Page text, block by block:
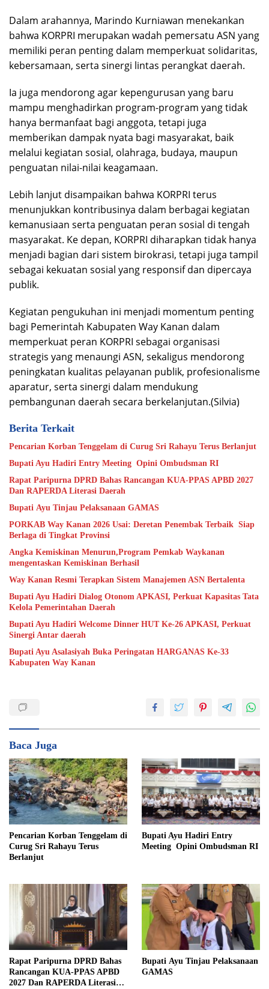
Dalam arahannya, Marindo Kurniawan menekankan
bahwa KORPRI merupakan wadah pemersatu ASN yang
memiliki peran penting dalam memperkuat solidaritas,
kebersamaan, serta sinergi lintas perangkat daerah.
Ia juga mendorong agar kepengurusan yang baru
mampu menghadirkan program-program yang tidak
hanya bermanfaat bagi anggota, tetapi juga
memberikan dampak nyata bagi masyarakat, baik
melalui kegiatan sosial, olahraga, budaya, maupun
penguatan nilai-nilai keagamaan.
Lebih lanjut disampaikan bahwa KORPRI terus
menunjukkan kontribusinya dalam berbagai kegiatan
kemanusiaan serta penguatan peran sosial di tengah
masyarakat. Ke depan, KORPRI diharapkan tidak hanya
menjadi bagian dari sistem birokrasi, tetapi juga tampil
sebagai kekuatan sosial yang responsif dan dipercaya
publik.
Kegiatan pengukuhan ini menjadi momentum penting
bagi Pemerintah Kabupaten Way Kanan dalam
memperkuat peran KORPRI sebagai organisasi
strategis yang menaungi ASN, sekaligus mendorong
peningkatan kualitas pelayanan publik, profesionalisme
aparatur, serta sinergi dalam mendukung
pembangunan daerah secara berkelanjutan.(Silvia)
Berita Terkait
Pencarian Korban Tenggelam di Curug Sri Rahayu Terus Berlanjut
Bupati Ayu Hadiri Entry Meeting Opini Ombudsman RI
Rapat Paripurna DPRD Bahas Rancangan KUA-PPAS APBD 2027
Dan RAPERDA Literasi Daerah
Bupati Ayu Tinjau Pelaksanaan GAMAS
PORKAB Way Kanan 2026 Usai: Deretan Penembak Terbaik Siap
Berlaga di Tingkat Provinsi
Angka Kemiskinan Menurun,Program Pemkab Waykanan
mengentaskan Kemiskinan Berhasil
Way Kanan Resmi Terapkan Sistem Manajemen ASN Bertalenta
Bupati Ayu Hadiri Dialog Otonom APKASI, Perkuat Kapasitas Tata
Kelola Pemerintahan Daerah
Bupati Ayu Hadiri Welcome Dinner HUT Ke-26 APKASI, Perkuat
Sinergi Antar daerah
Bupati Ayu Asalasiyah Buka Peringatan HARGANAS Ke-33
Kabupaten Way Kanan
Baca Juga
Pencarian Korban Tenggelam di
Curug Sri Rahayu Terus
Berlanjut
Bupati Ayu Hadiri Entry
Meeting Opini Ombudsman RI
Rapat Paripurna DPRD Bahas
Rancangan KUA-PPAS APBD
2027 Dan RAPERDA Literasi
Bupati Ayu Tinjau Pelaksanaan
GAMAS